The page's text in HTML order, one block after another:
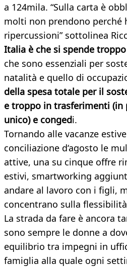
a 124mila. “Sulla carta è
molti non prendono perché
ripercussioni” sottolinea
Italia è che si spende
che sono essenziali per
natalità e quello di
della spesa totale per il
e troppo in trasferimenti (in
unico) e congedi.
Tornando alle vacanze
conciliazione d‘agosto le
attive, una su cinque offre
estivi, smartworking
andare al lavoro con i figli,
concentrano sulla
La strada da fare è ancora
sono sempre le donne a
equilibrio tra impegni in
famiglia alla quale ogni